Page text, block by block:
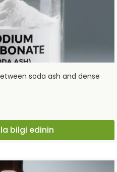
soda ash and dense
bilgi edinin